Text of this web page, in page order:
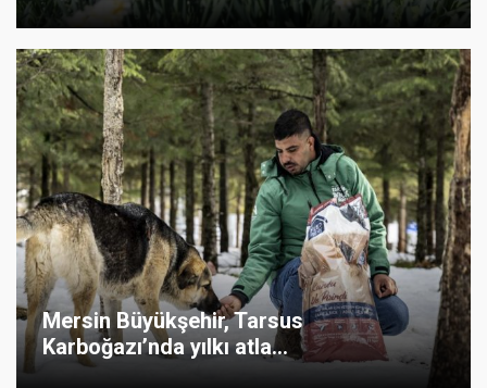
Mersin Büyükşehir, Tarsus
Karboğazı’nda yılkı atla...